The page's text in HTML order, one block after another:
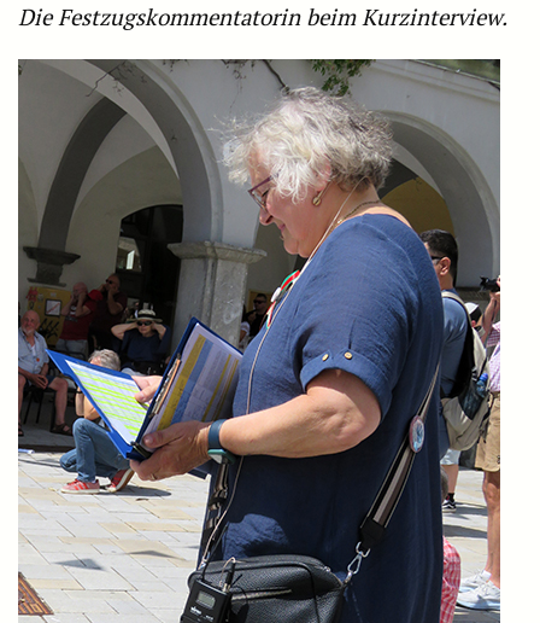
Die Festzugskommentatorin beim Kurzinterview.